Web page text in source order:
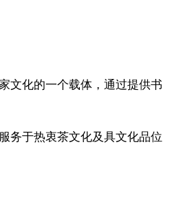
文化的一个载体，通过提供书
务于热衷茶文化及具文化品位